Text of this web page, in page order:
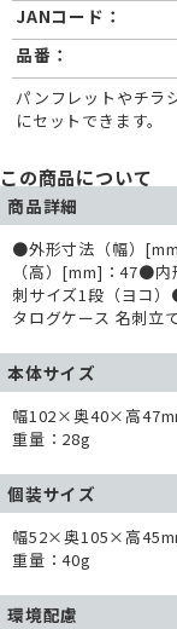
JANコード：
品番：
パンフレットやチラ
にセットできます。
この商品について
商品詳細
●外形寸法（幅）
（高）[mm]：47●
刺サイズ1段（ヨコ
タログケース 名刺立
本体サイズ
幅102×奥40×高
重量：28g
個装サイズ
幅52×奥105×高
重量：40g
環境配慮